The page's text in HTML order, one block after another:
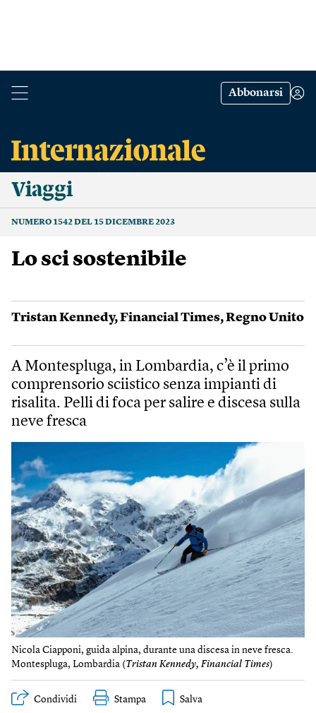
Abbonarsi
Viaggi
NUMERO 1542 DEL 15 DICEMBRE 2023
Lo sci sostenibile
Tristan Kennedy,Financial Times,Regno Unito
A Montespluga, in Lombardia, c’è il primo
comprensorio sciistico senza impianti di
risalita. Pelli di foca per salire e discesa sulla
neve fresca
Nicola Ciapponi, guida alpina, durante una discesa in neve fresca.
Montespluga, Lombardia (Tristan Kennedy, Financial Times)
Condividi Stampa